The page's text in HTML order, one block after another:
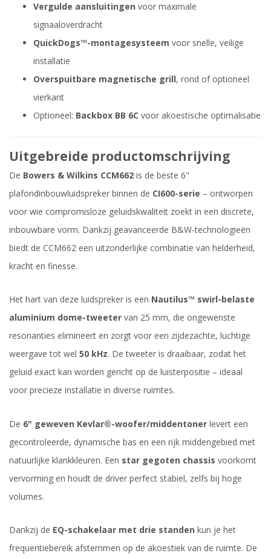
Vergulde aansluitingen voor maximale
signaaloverdracht
QuickDogs™-montagesysteem voor snelle, veilige
installatie
Overspuitbare magnetische grill, rond of optioneel
vierkant
Optioneel: Backbox BB 6C voor akoestische optimalisatie
Uitgebreide productomschrijving
De Bowers & Wilkins CCM662 is de beste 6"
plafondinbouwluidspreker binnen de CI600-serie – ontworpen
voor wie compromisloze geluidskwaliteit zoekt in een discrete,
inbouwbare vorm. Dankzij geavanceerde B&W-technologieën
biedt de CCM662 een uitzonderlijke combinatie van helderheid,
kracht en finesse.
Het hart van deze luidspreker is een Nautilus™ swirl-belaste
aluminium dome-tweeter van 25 mm, die ongewenste
resonanties elimineert en zorgt voor een zijdezachte, luchtige
weergave tot wel 50 kHz. De tweeter is draaibaar, zodat het
geluid exact kan worden gericht op de luisterpositie – ideaal
voor precieze installatie in diverse ruimtes.
De 6" geweven Kevlar®-woofer/middentoner levert een
gecontroleerde, dynamische bas en een rijk middengebied met
natuurlijke klankkleuren. Een star gegoten chassis voorkomt
vervorming en houdt de driver perfect stabiel, zelfs bij hoge
volumes.
Dankzij de EQ-schakelaar met drie standen kun je het
frequentiebereik afstemmen op de akoestiek van de ruimte. De